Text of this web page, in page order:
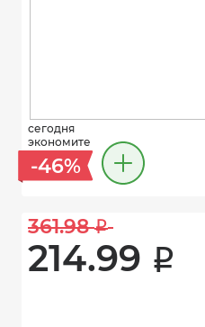
сегодня
экономите
-46%
361.98 i
214.99 i